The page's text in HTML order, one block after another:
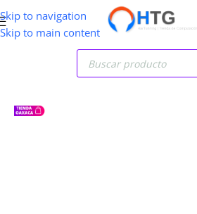
Skip to navigation
Skip to main content